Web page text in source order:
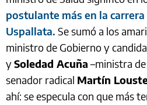
postulante más en la
Uspallata. Se sumó a los
ministro de Gobierno y
ySoledad Acuña –ministra
senador radical Martín
ahí: se especula con que más